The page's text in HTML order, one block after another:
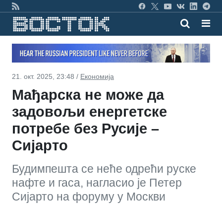
21. окт. 2025, 23:48 / Економија
Мађарска не може да
задовољи енергетске
потребе без Русије –
Сијарто
Будимпешта се неће одрећи руске
нафте и гаса, нагласио је Петер
Сијарто на форуму у Москви